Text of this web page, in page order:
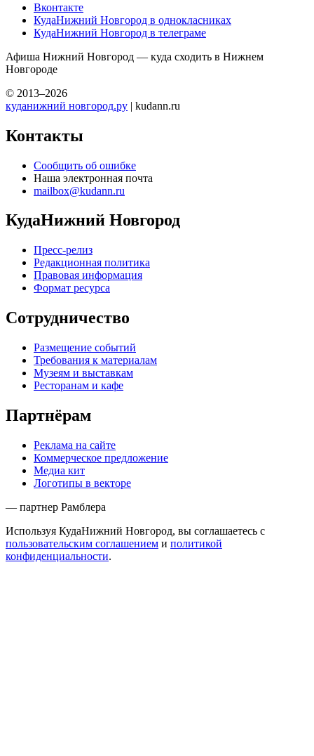
Вконтакте
КудаНижний Новгород в однокласниках
КудаНижний Новгород в телеграме
Афиша Нижний Новгород — куда сходить в Нижнем
Новгороде
© 2013–2026
куданижний новгород.ру | kudann.ru
Контакты
Сообщить об ошибке
Наша электронная почта
mailbox@kudann.ru
КудаНижний Новгород
Пресс-релиз
Редакционная политика
Правовая информация
Формат ресурса
Сотрудничество
Размещение событий
Требования к материалам
Музеям и выставкам
Ресторанам и кафе
Партнёрам
Реклама на сайте
Коммерческое предложение
Медиа кит
Логотипы в векторе
— партнер Рамблера
Используя КудаНижний Новгород, вы соглашаетесь с
пользовательским соглашением и политикой
конфиденциальности.